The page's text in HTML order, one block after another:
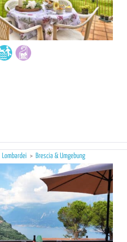
Lombardei > Brescia & Umgebung